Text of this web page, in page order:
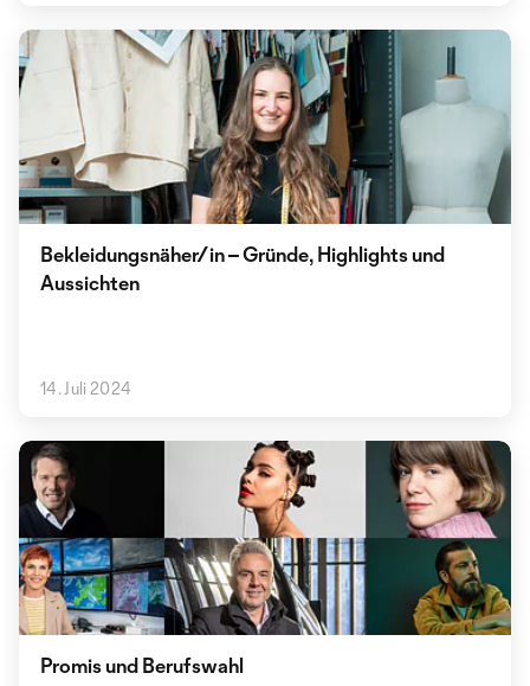
Bekleidungsnäher/in – Gründe, Highlights und
Aussichten
14. Juli 2024
Promis und Berufswahl